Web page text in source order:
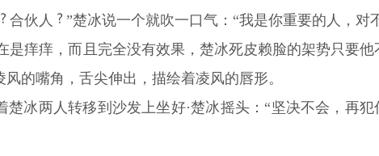
合伙人 ”楚冰说一个就吹一口气：“我是你重要的人，对
痒痒，而且完全没有效果，楚冰死皮赖脸的架势只要他
的嘴角，舌尖伸出，描绘着凌风的唇形。
楚冰两人转移到沙发上坐好·楚冰摇头：“坚决不会，再